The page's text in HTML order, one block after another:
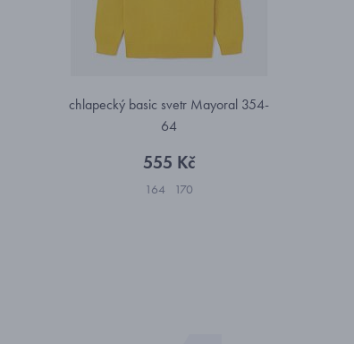
chlapecký basic svetr Mayoral 354-
64
555 Kč
164 170